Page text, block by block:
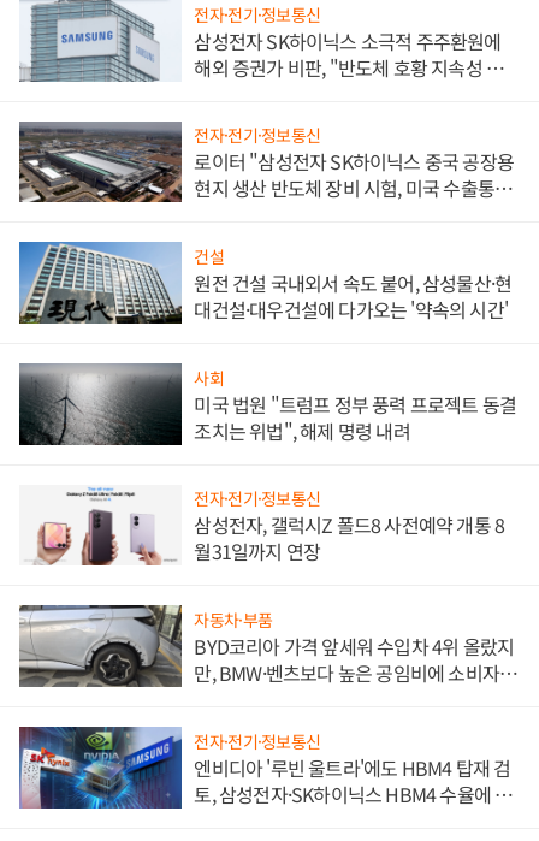
전자·전기·정보통신
삼성전자 SK하이닉스 소극적 주주환원에
해외 증권가 비판, "반도체 호황 지속성 의
전자·전기·정보통신
로이터 "삼성전자 SK하이닉스 중국 공장용
현지 생산 반도체 장비 시험, 미국 수출통제
건설
원전 건설 국내외서 속도 붙어, 삼성물산·현
대건설·대우건설에 다가오는 '약속의 시간'
사회
미국 법원 "트럼프 정부 풍력 프로젝트 동결
조치는 위법", 해제 명령 내려
전자·전기·정보통신
삼성전자, 갤럭시Z 폴드8 사전예약 개통 8
월31일까지 연장
자동차·부품
BYD코리아 가격 앞세워 수입차 4위 올랐지
만, BMW·벤츠보다 높은 공임비에 소비자
전자·전기·정보통신
엔비디아 '루빈 울트라'에도 HBM4 탑재 검
토, 삼성전자·SK하이닉스 HBM4 수율에 주